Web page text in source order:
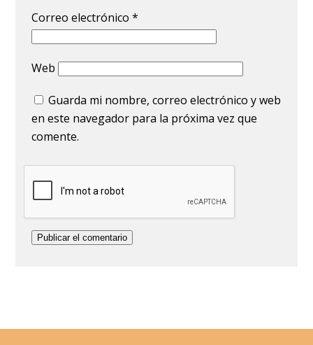
Correo electrónico*
Web
Guarda mi nombre, correo electrónico y web
en este navegador para la próxima vez que
comente.